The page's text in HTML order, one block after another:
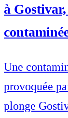
à
Une
provoquée
plonge